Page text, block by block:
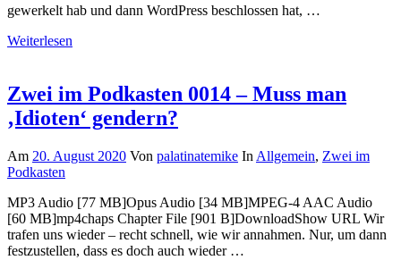
gewerkelt hab und dann WordPress beschlossen hat, …
Weiterlesen
Zwei im Podkasten 0014 – Muss man
‚Idioten‘ gendern?
Am 20. August 2020 Von palatinatemike In Allgemein, Zwei im
Podkasten
MP3 Audio [77 MB]Opus Audio [34 MB]MPEG-4 AAC Audio
[60 MB]mp4chaps Chapter File [901 B]DownloadShow URL Wir
trafen uns wieder – recht schnell, wie wir annahmen. Nur, um dann
festzustellen, dass es doch auch wieder …